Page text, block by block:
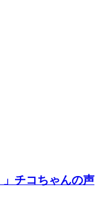
チコちゃんの声